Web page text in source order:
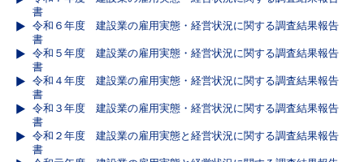
書
令和６年度 建設業の雇用実態・経営状況に関する調査結果報告
書
令和５年度 建設業の雇用実態・経営状況に関する調査結果報告
書
令和４年度 建設業の雇用実態・経営状況に関する調査結果報告
書
令和３年度 建設業の雇用実態・経営状況に関する調査結果報告
書
令和２年度 建設業の雇用実態と経営状況に関する調査結果報告
書